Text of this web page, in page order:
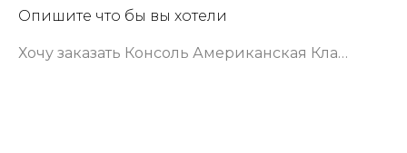
Опишите что бы вы хотели
Хочу заказать Консоль Американская Классика шириной 133 сантиметра в зеленом цвете